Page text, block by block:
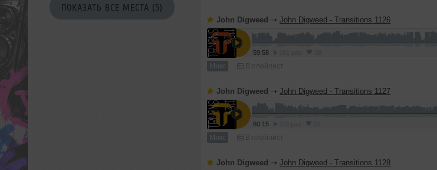
ПОКАЗАТЬ ВСЕ МЕСТА (5)
John Digweed ➝John Digweed - Transitions 1126
59:58
Микс В плейлист
John Digweed ➝John Digweed - Transitions 1127
60:15
Микс В плейлист
John Digweed ➝John Digweed - Transitions 1128